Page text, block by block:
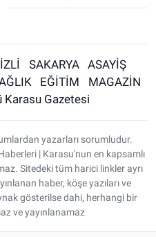
SAKARYA
ASAYİŞ
EĞİTİM
MAGAZİN
Karasu Gazetesi
yazarları sorumludur.
| Karasu'nun en kapsamlı
Sitedeki tüm harici linkler ayrı
haber, köşe yazıları ve
gösterilse dahi, herhangi bir
ve yayınlanamaz